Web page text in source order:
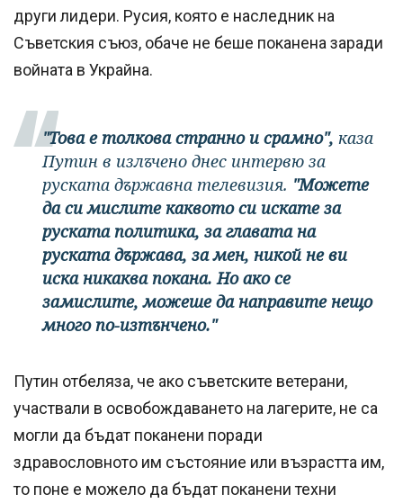
други лидери. Русия, която е наследник на
Съветския съюз, обаче не беше поканена заради
войната в Украйна.
"Това е толкова странно и срамно", каза
Путин в излъчено днес интервю за
руската държавна телевизия. "Можете
да си мислите каквото си искате за
руската политика, за главата на
руската държава, за мен, никой не ви
иска никаква покана. Но ако се
замислите, можеше да направите нещо
много по-изтънчено."
Путин отбеляза, че ако съветските ветерани,
участвали в освобождаването на лагерите, не са
могли да бъдат поканени поради
здравословното им състояние или възрастта им,
то поне е можело да бъдат поканени техни